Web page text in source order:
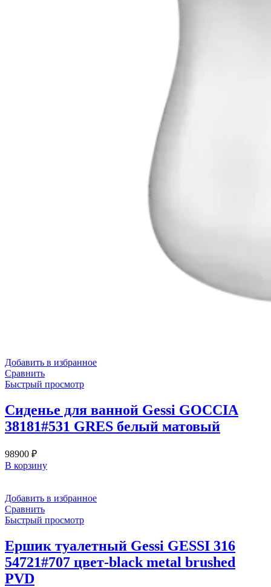
Добавить в избранное
Сравнить
Быстрый просмотр
Сиденье для ванной Gessi GOCCIA
38181#531 GRES белый матовый
98900 ₽
В корзину
Добавить в избранное
Сравнить
Быстрый просмотр
Ершик туалетный Gessi GESSI 316
54721#707 цвет-black metal brushed
PVD